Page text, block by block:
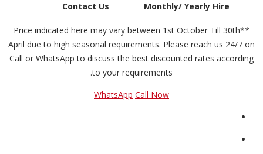
Monthly/ Yearly Hire
Contact Us
**Price indicated here may vary between 1st October Till 30th
April due to high seasonal requirements. Please reach us 24/7 on
Call or WhatsApp to discuss the best discounted rates according
to your requirements.
WhatsApp Call Now